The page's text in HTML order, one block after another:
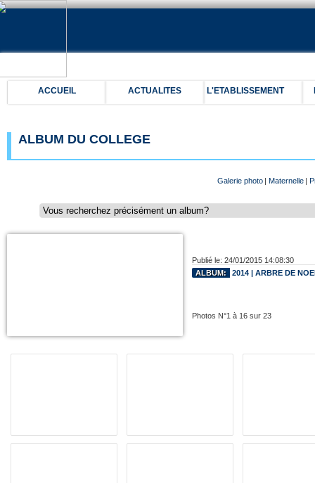
ACCUEIL ACTUALITES L'ETABLISSEMENT
ALBUM DU COLLEGE
|
| Maternelle
Galerie photo
Publié le: 24/01/2015 14:08:30
ALBUM:
2014 | ARBRE DE
Photos N°1 à 16 sur 23